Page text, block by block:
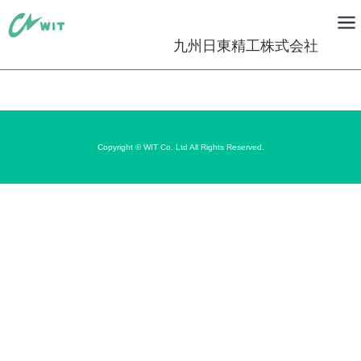
九州日東精工株式会社
Copyright © WIT Co. Ltd All Rights Reserved.